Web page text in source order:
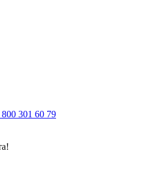
301 60 79